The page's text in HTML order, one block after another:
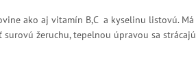
ako aj vitamín B,C a kyselinu listovú. Má
žeruchu, tepelnou úpravou sa strácajú